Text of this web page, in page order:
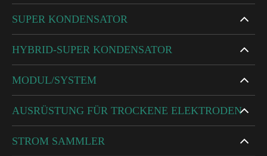
SUPER KONDENSATOR
HYBRID-SUPER KONDENSATOR
MODUL/SYSTEM
AUSRÜSTUNG FÜR TROCKENE ELEKTRODEN
STROM SAMMLER